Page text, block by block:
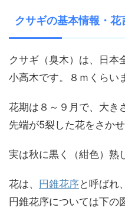
クサギの基本情報・花
クサギ（臭木）は、日本
小高木です。８ｍくらい
花期は８～９月で、大き
先端が5裂した花をさかせ
実は秋に黒く（紺色）熟
花は、 円錐花序と呼ばれ
円錐花序については下の